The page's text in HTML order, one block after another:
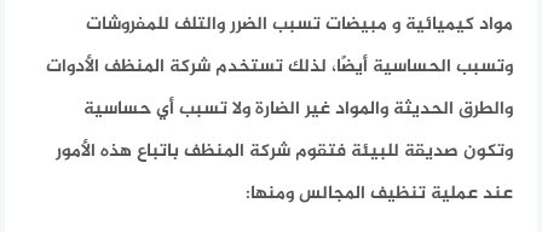
مواد كيميائية و مبيضات تسبب الضرر والتلف للمفروشات
وتسبب الحساسية أيضًا، لذلك تستخدم شركة المنظف الأدوات
والطرق الحديثة والمواد غير الضارة ولا تسبب أي حساسية
وتكون صديقة للبيئة فتقوم شركة المنظف باتباع هذه الأمور
عند عملية تنظيف المجالس ومنها: